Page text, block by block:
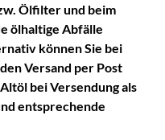
Ölfilter und beim
ölhaltige Abfälle
können Sie bei
Versand per Post
bei Versendung als
entsprechende